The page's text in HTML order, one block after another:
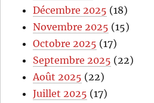
Décembre 2025 (18)
Novembre 2025 (15)
Octobre 2025 (17)
Septembre 2025 (22)
Août 2025 (22)
Juillet 2025 (17)